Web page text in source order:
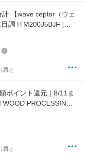
【wave ceptor（ウェ
調 ITM200J5BJF [電
届け
ポイント還元｜8/11ま
PROCESSING
C690-DB ダークブ
目＆黒木目 WS-C690-
届け